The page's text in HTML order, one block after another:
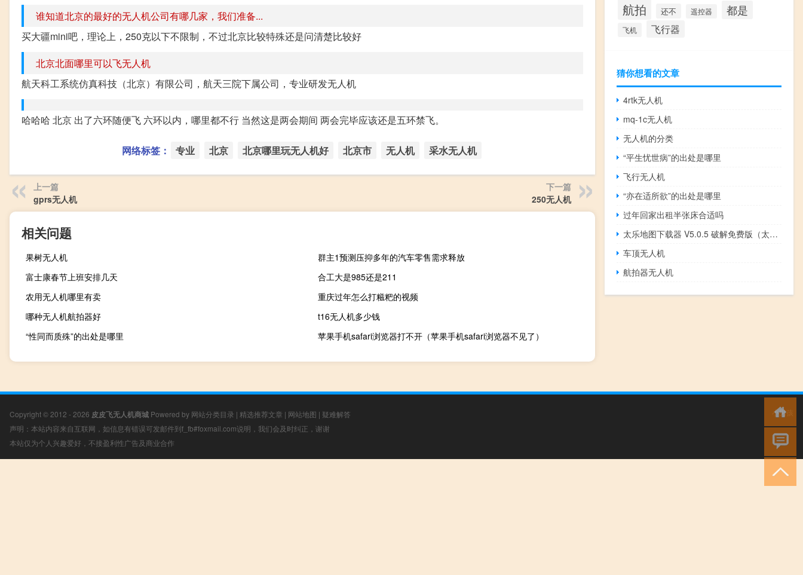
谁知道北京的最好的无人机公司有哪几家，我们准备...
买大疆mini吧，理论上，250克以下不限制，不过北京比较特殊还是问清楚比较好
北京北面哪里可以飞无人机
航天科工系统仿真科技（北京）有限公司，航天三院下属公司，专业研发无人机
哈哈哈 北京 出了六环随便飞 六环以内，哪里都不行 当然这是两会期间 两会完毕应该还是五环禁飞。
网络标签： 专业 北京 北京哪里玩无人机好 北京市 无人机 采水无人机
上一篇
gprs无人机
下一篇
250无人机
相关问题
果树无人机
群主1预测压抑多年的汽车零售需求释放
富士康春节上班安排几天
合工大是985还是211
农用无人机哪里有卖
重庆过年怎么打糍粑的视频
哪种无人机航拍器好
t16无人机多少钱
“性同而质殊”的出处是哪里
苹果手机safari浏览器打不开（苹果手机safari浏览器不见了）
航拍 还不 遥控器 都是
飞机 飞行器
猜你想看的文章
4rtk无人机
mq-1c无人机
无人机的分类
“平生忧世病”的出处是哪里
飞行无人机
“亦在适所欲”的出处是哪里
过年回家出租半张床合适吗
太乐地图下载器 V5.0.5 破解免费版（太乐地图下载器 V5.0.5 破解免费版功能简介）
车顶无人机
航拍器无人机
Copyright © 2012 - 2026 皮皮飞无人机商城 Powered by 网站分类目录 | 精选推荐文章 | 网站地图 | 疑难解答
声明：本站内容来自互联网，如信息有错误可发邮件到f_fb#foxmail.com说明，我们会及时纠正，谢谢
本站仅为个人兴趣爱好，不接盈利性广告及商业合作
小男孩